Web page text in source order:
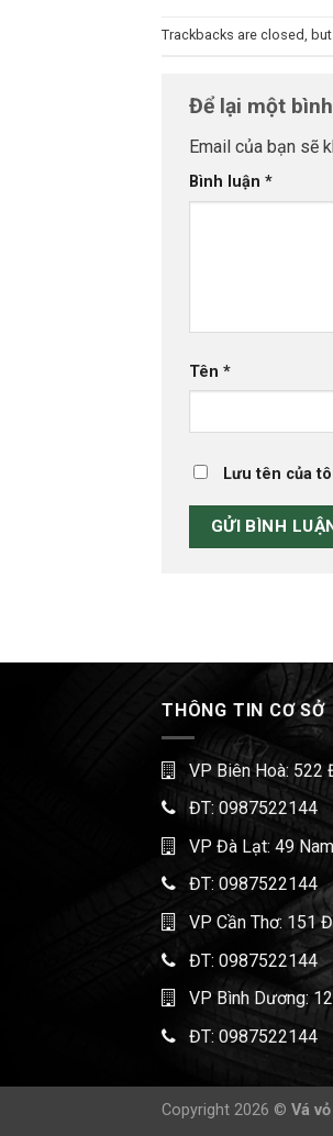
Trackbacks are closed,
Để lại một
Email của bạn sẽ
Bình luận *
Tên *
Lưu tên của
THÔNG TIN CƠ SỞ
VP Biên Hoà: 522
ĐT: 0987522144
VP Đà Lạt: 49
ĐT: 0987522144
VP Cần Thơ: 151
ĐT: 0987522144
VP Bình Dương:
ĐT: 0987522144
Copyright 2026 © Vá